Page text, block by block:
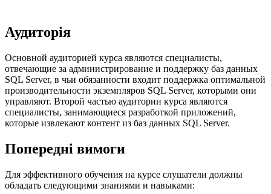
Аудиторія
Основной аудиторией курса являются специалисты,
отвечающие за администрирование и поддержку баз данных
SQL Server, в чьи обязанности входит поддержка оптимальной
производительности экземпляров SQL Server, которыми они
управляют. Второй частью аудитории курса являются
специалисты, занимающиеся разработкой приложений,
которые извлекают контент из баз данных SQL Server.
Попередні вимоги
Для эффективного обучения на курсе слушатели должны
обладать следующими знаниями и навыками: